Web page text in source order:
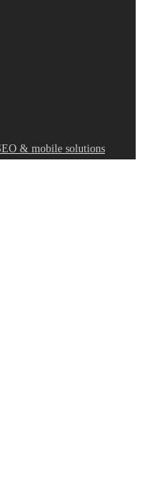
& mobile solutions